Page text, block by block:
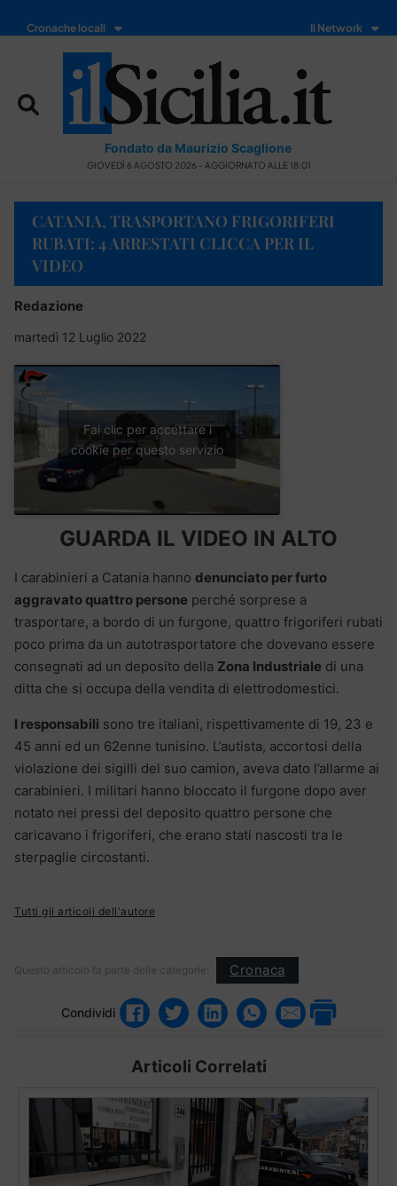
Cronache locali Il Network
Fondato da Maurizio Scaglione
GIOVEDÌ 6 AGOSTO 2026 - AGGIORNATO ALLE 18:01
CATANIA, TRASPORTANO FRIGORIFERI
RUBATI: 4 ARRESTATI CLICCA PER IL
VIDEO
Redazione
martedì 12 Luglio 2022
Fai clic per accettare i
cookie per questo servizio
GUARDA IL VIDEO IN ALTO
I carabinieri a Catania hanno denunciato per furto
aggravato quattro persone perché sorprese a
trasportare, a bordo di un furgone, quattro frigoriferi rubati
poco prima da un autotrasportatore che dovevano essere
consegnati ad un deposito della Zona Industriale di una
ditta che si occupa della vendita di elettrodomestici.
I responsabili sono tre italiani, rispettivamente di 19, 23 e
45 anni ed un 62enne tunisino. L’autista, accortosi della
violazione dei sigilli del suo camion, aveva dato l’allarme ai
carabinieri. I militari hanno bloccato il furgone dopo aver
notato nei pressi del deposito quattro persone che
caricavano i frigoriferi, che erano stati nascosti tra le
sterpaglie circostanti.
Tutti gli articoli dell'autore
Questo articolo fa parte delle categorie: Cronaca
Condividi
Articoli Correlati